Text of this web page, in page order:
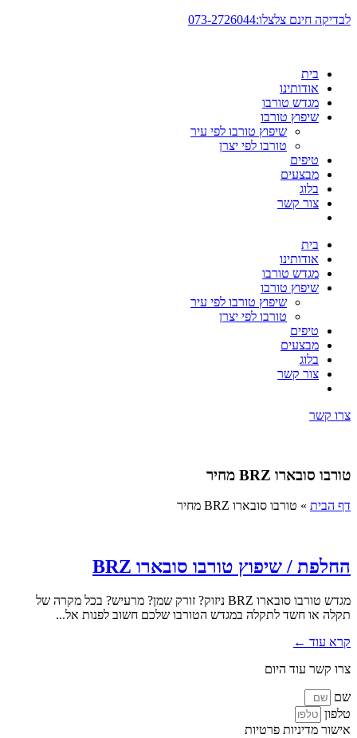
דלג
לבדיקה חינם צלצלו:073-2726044
בית
אודותינו
מגדש טורבו
שיפוץ טורבו
שיפוץ טורבו לפי עיר
טורבו לפי יצרן
טיפים
מבצעים
בלוג
צור קשר
בית
אודותינו
מגדש טורבו
שיפוץ טורבו
שיפוץ טורבו לפי עיר
טורבו לפי יצרן
טיפים
מבצעים
בלוג
צור קשר
צרו קשר
טורבו סובארו BRZ מחיר
דף הבית » טורבו סובארו BRZ מחיר
החלפת / שיפוץ טורבו סובארו BRZ
מגדש טורבו סובארו BRZ ניזוק? זורק שמן? מרעיש? בכל מקרה של
תקלה או חשד לתקלה במגדש הטורבו שלכם חשוב לפנות אל...
קרא עוד ←
צרו קשר עוד היום
שם
טלפון
אישור מדיניות פרטיות